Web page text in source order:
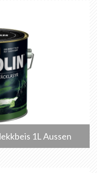
1L Aussen